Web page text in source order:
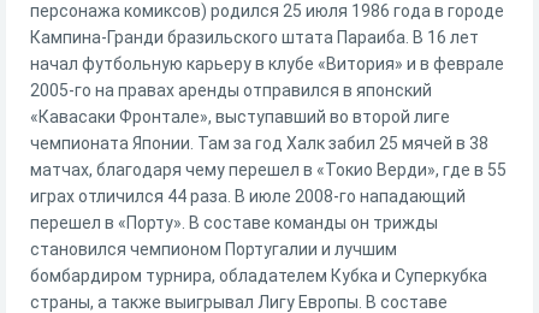
персонажа комиксов) родился 25 июля 1986 года в городе
Кампина-Гранди бразильского штата Параиба. В 16 лет
начал футбольную карьеру в клубе «Витория» и в феврале
2005-го на правах аренды отправился в японский
«Кавасаки Фронтале», выступавший во второй лиге
чемпионата Японии. Там за год Халк забил 25 мячей в 38
матчах, благодаря чему перешел в «Токио Верди», где в 55
играх отличился 44 раза. В июле 2008-го нападающий
перешел в «Порту». В составе команды он трижды
становился чемпионом Португалии и лучшим
бомбардиром турнира, обладателем Кубка и Суперкубка
страны, а также выигрывал Лигу Европы. В составе